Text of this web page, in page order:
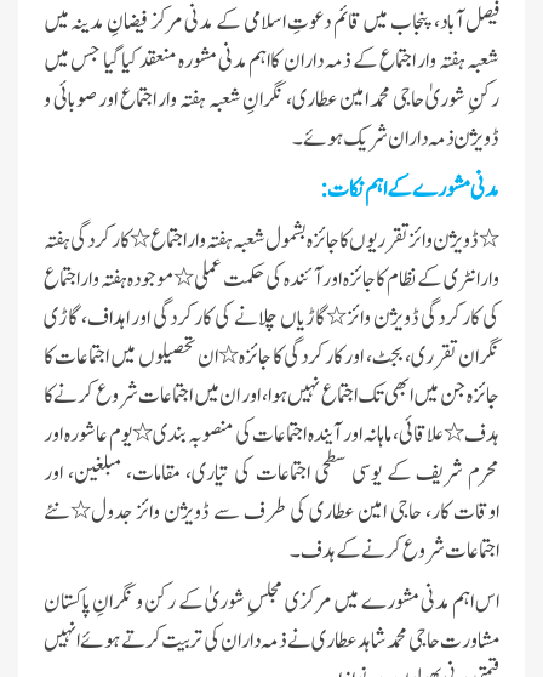
فیصل آباد، پنجاب میں قائم دعوتِ اسلامی کے مدنی مرکز فیضانِ مدینہ میں
شعبہ ہفتہ وار اجتماع کے ذمہ داران کااہم مدنی مشورہ منعقد کیا گیا جس میں
رکنِ شوریٰ حاجی محمد امین عطاری، نگرانِ شعبہ ہفتہ وار اجتماع اور صوبائی و
ڈویژن ذمہ داران شریک ہوئے۔
مدنی مشورے کے اہم نکات:
٭ڈویژن وائز تقرریوں کا جائزہ بشمول شعبہ ہفتہ وار اجتماع٭ کارکردگی ہفتہ
وار انٹری کے نظام کا جائزہ اور آئندہ کی حکمت عملی٭موجودہ ہفتہ وار اجتماع
کی کارکردگی ڈویژن وائز٭گاڑیاں چلانے کی کارکردگی اور اہداف، گاڑی
نگران تقرری، بجٹ، اور کارکردگی کا جائزہ٭ان تحصیلوں میں اجتماعات کا
جائزہ جن میں ابھی تک اجتماع نہیں ہوا، اور ان میں اجتماعات شروع کرنے کا
ہدف٭علاقائی، ماہانہ اور آیندہ اجتماعات کی منصوبہ بندی٭یوم عاشورہ اور
محرم شریف کے یوسی سطحی اجتماعات کی تیاری، مقامات، مبلغین، اور
اوقات کار، حاجی امین عطاری کی طرف سے ڈویژن وائز جدول٭نئے
اجتماعات شروع کرنے کے ہدف۔
اس اہم مدنی مشورے میں مرکزی مجلسِ شوریٰ کے رکن و نگرانِ پاکستان
مشاورت حاجی محمد شاہد عطاری نے ذمہ داران کی تربیت کرتے ہوئے انہیں